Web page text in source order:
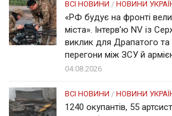
ВСІ НОВИНИ / НОВИНИ
«РФ будує на фронті
міста». Інтерв’ю NV із
виклик для Драпатого та
перегони між ЗСУ й
04.08.2026
ВСІ НОВИНИ / НОВИНИ
1240 окупантів, 55